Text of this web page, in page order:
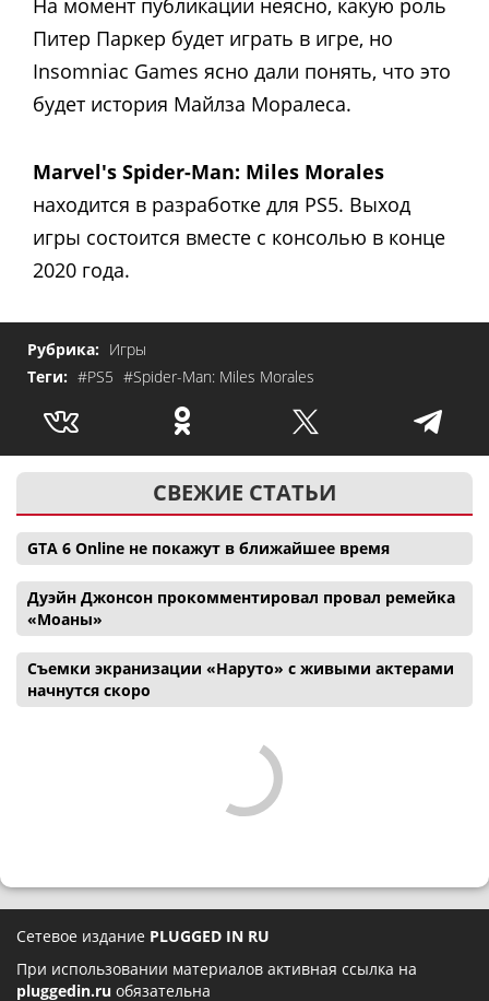
На момент публикации неясно, какую роль
Питер Паркер будет играть в игре, но
Insomniac Games ясно дали понять, что это
будет история Майлза Моралеса.
Marvel's Spider-Man: Miles Morales
находится в разработке для PS5. Выход
игры состоится вместе с консолью в конце
2020 года.
Рубрика: Игры
Теги: #PS5 #Spider-Man: Miles Morales
СВЕЖИЕ СТАТЬИ
GTA 6 Online не покажут в ближайшее время
Дуэйн Джонсон прокомментировал провал ремейка
«Моаны»
Съемки экранизации «Наруто» с живыми актерами
начнутся скоро
Сетевое издание PLUGGED IN RU
При использовании материалов активная ссылка на
pluggedin.ru обязательна